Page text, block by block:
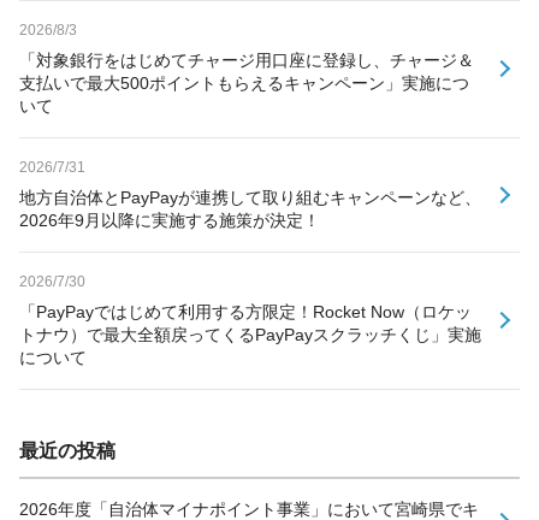
2026/8/3
「対象銀行をはじめてチャージ用口座に登録し、チャージ＆
支払いで最大500ポイントもらえるキャンペーン」実施につ
いて
2026/7/31
地方自治体とPayPayが連携して取り組むキャンペーンなど、
2026年9月以降に実施する施策が決定！
2026/7/30
「PayPayではじめて利用する方限定！Rocket Now（ロケッ
トナウ）で最大全額戻ってくるPayPayスクラッチくじ」実施
について
最近の投稿
2026年度「自治体マイナポイント事業」において宮崎県でキ